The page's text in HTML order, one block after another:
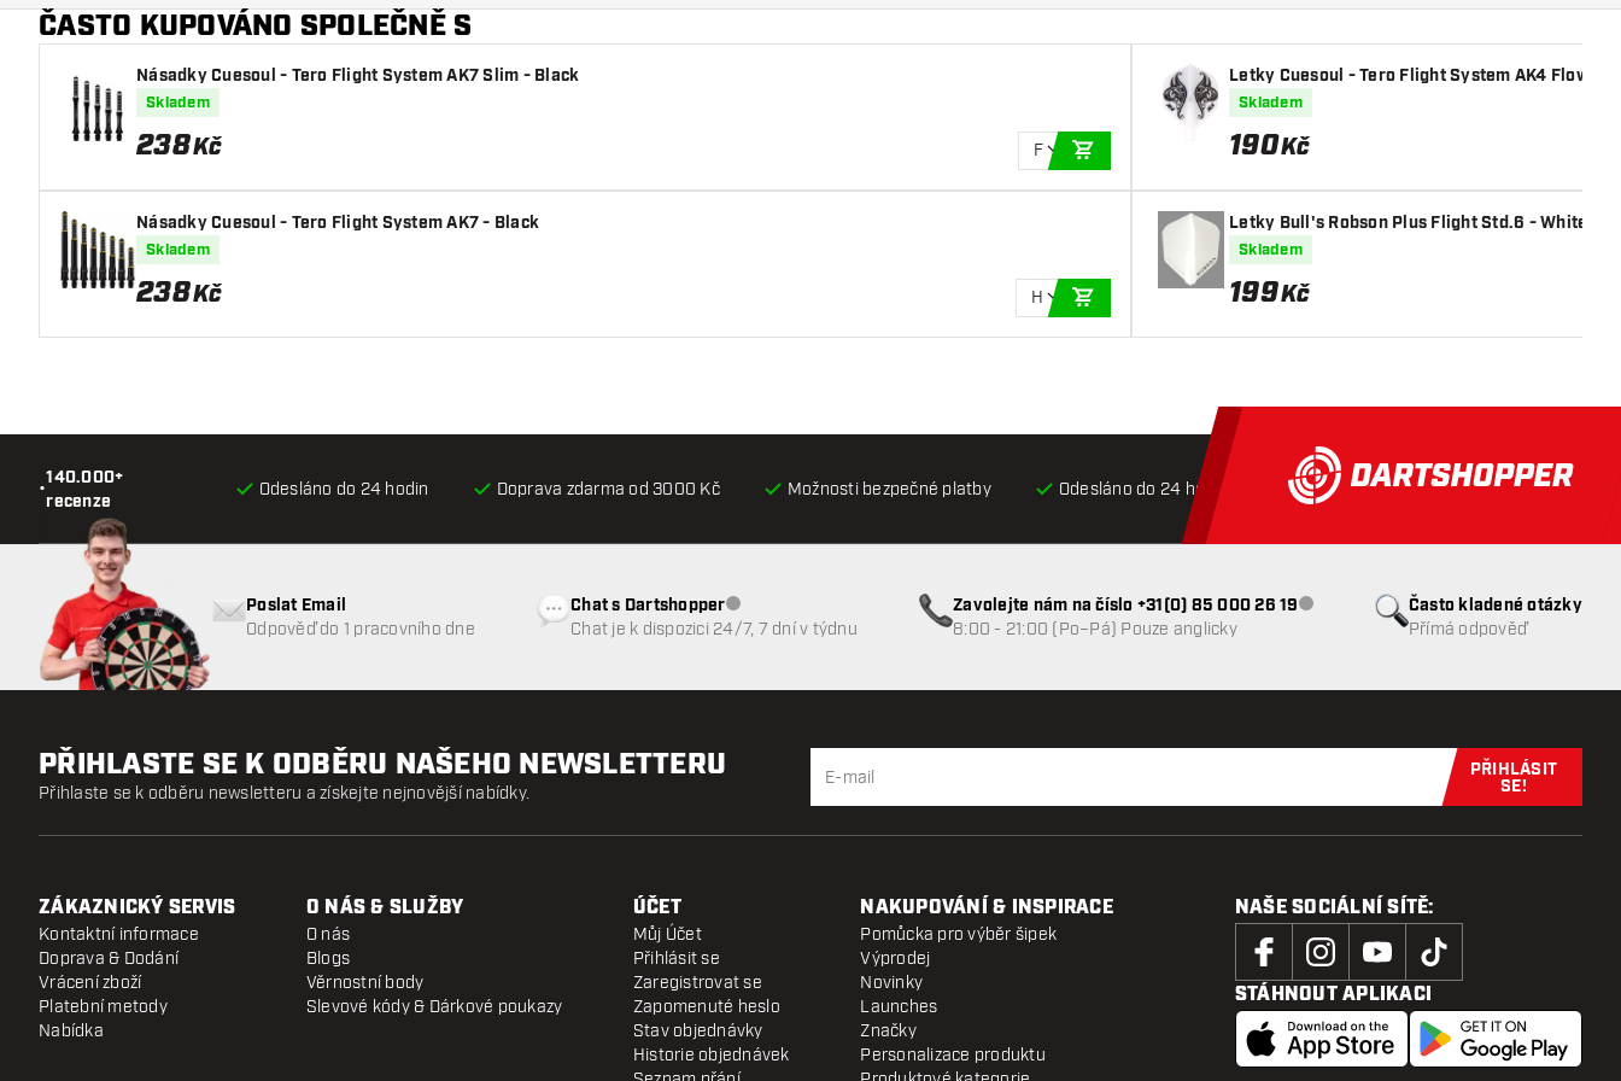
ČASTO KUPOVÁNO SPOLEČNĚ S
Násadky Cuesoul - Tero Flight System AK7 Slim - Black
Skladem
238Kč F
Násadky Cuesoul - Tero Flight System AK7 - Black
Skladem
238Kč H
Letky Cuesoul - Tero Flight System AK4 Flower
Skladem
190Kč
Letky Bull's Robson Plus Flight Std.6 - White
Skladem
199Kč
•
140.000+
recenze
Odesláno do 24 hodin Doprava zdarma od 3000 Kč Možnosti bezpečné platby Odesláno do 24 hodin Doprava zdarma od 3000 Kč
Často kladené otázky
Přímá odpověď
Poslat Email
Odpověď do 1 pracovního dne
Chat s DartshopperZákaznický servis nedostupný
Chat je k dispozici 24/7, 7 dní v týdnu
Zavolejte nám na číslo +31(0) 85 000 26 19Zákaznický servis nedostupný
8:00 - 21:00 (Po–Pá) Pouze anglicky
PŘIHLASTE SE K ODBĚRU NAŠEHO NEWSLETTERU
Přihlaste se k odběru newsletteru a získejte nejnovější nabídky.
Přihlaste se
PŘIHLÁSIT
SE!
ZÁKAZNICKÝ SERVIS
Kontaktní informace
Doprava & Dodání
Vrácení zboží
Platební metody
Nabídka
O NÁS & SLUŽBY
O nás
Blogs
Věrnostní body
Slevové kódy & Dárkové poukazy
ÚČET
Můj Účet
Přihlásit se
Zaregistrovat se
Zapomenuté heslo
Stav objednávky
Historie objednávek
NAKUPOVÁNÍ & INSPIRACE
Pomůcka pro výběr šipek
Výprodej
Novinky
Launches
Značky
Personalizace produktu
NAŠE SOCIÁLNÍ SÍTĚ:
STÁHNOUT APLIKACI